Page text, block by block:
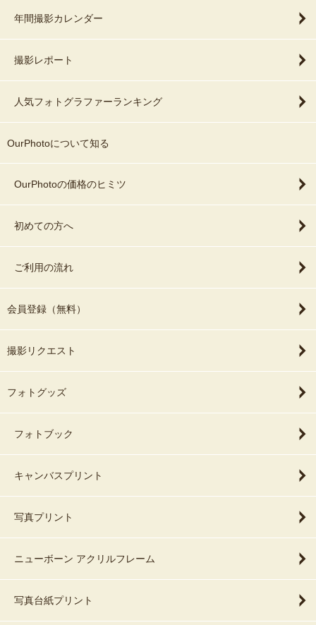
年間撮影カレンダー
撮影レポート
人気フォトグラファーランキング
OurPhotoについて知る
OurPhotoの価格のヒミツ
初めての方へ
ご利用の流れ
会員登録（無料）
撮影リクエスト
フォトグッズ
フォトブック
キャンバスプリント
写真プリント
ニューボーン アクリルフレーム
写真台紙プリント